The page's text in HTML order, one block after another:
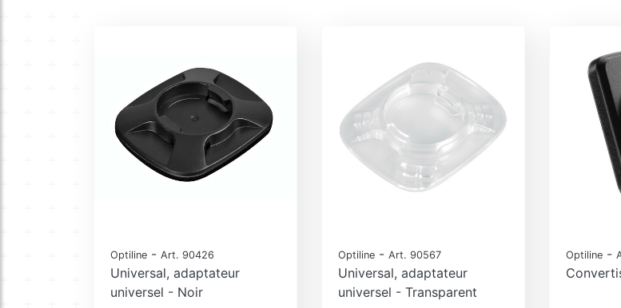
Optiline - Art. 90426
Universal, adaptateur
universel - Noir
Optiline - Art. 90567
Universal, adaptateur
universel - Transparent
Optiline -